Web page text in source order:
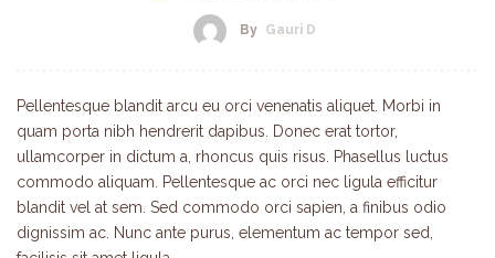
By Gauri D
Pellentesque blandit arcu eu orci venenatis aliquet. Morbi in
quam porta nibh hendrerit dapibus. Donec erat tortor,
ullamcorper in dictum a, rhoncus quis risus. Phasellus luctus
commodo aliquam. Pellentesque ac orci nec ligula efficitur
blandit vel at sem. Sed commodo orci sapien, a finibus odio
dignissim ac. Nunc ante purus, elementum ac tempor sed,